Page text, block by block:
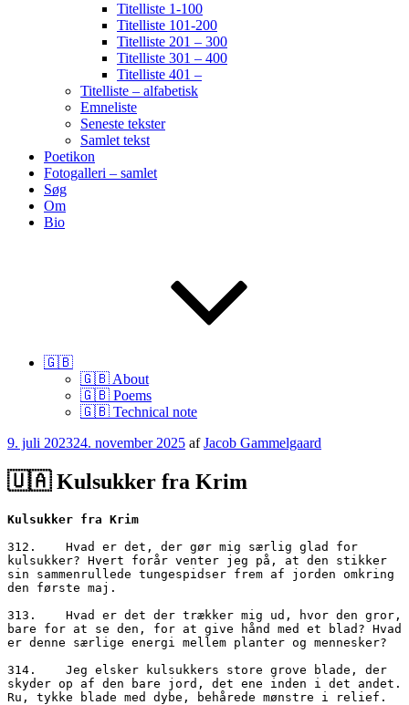
Titelliste 1-100
Titelliste 101-200
Titelliste 201 – 300
Titelliste 301 – 400
Titelliste 401 –
Titelliste – alfabetisk
Emneliste
Seneste tekster
Samlet tekst
Poetikon
Fotogalleri – samlet
Søg
Om
Bio
🇬🇧
🇬🇧 About
🇬🇧 Poems
🇬🇧 Technical note
Udgivet
9. juli 202324. november 2025 afJacob Gammelgaard
🇺🇦 Kulsukker fra Krim
Kulsukker fra Krim
312.	Hvad er det, der gør mig særlig glad for
kulsukker? Hvert forår venter jeg på, at den stikker
sin sammenrullede tungespidser frem af jorden omkring
den første maj.
313.	Hvad er det der trækker mig ud, hvor den gror,
bare for at se den, for at give hånd med et blad? Hvad
er denne særlige energi mellem planter og mennesker?
314.	Jeg elsker kulsukkers store grove blade, der
skyder op af den bare jord, det ene inden i det andet.
Ru, tykke blade med dybe, behårede mønstre i relief.